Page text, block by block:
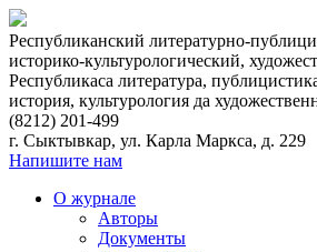
Республиканский литературно-
историко-культурологический,
Республикаса литература,
история, культурология да
(8212) 201-499
г. Сыктывкар, ул. Карла Маркса, д. 229
Напишите нам
О журнале
Авторы
Документы